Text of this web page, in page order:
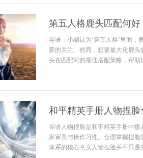
第五人格鹿头匹配何
导语：小编认为‘第五人格’里面
家的关注。然而，想要最大化鹿
头在匹配时的最佳搭配策略，帮
和平精英手册人物捏
导语人物捏脸是和平精英手册中
家审美与操作习性。合理掌握捏
体系的核心意义人物捏脸并不只